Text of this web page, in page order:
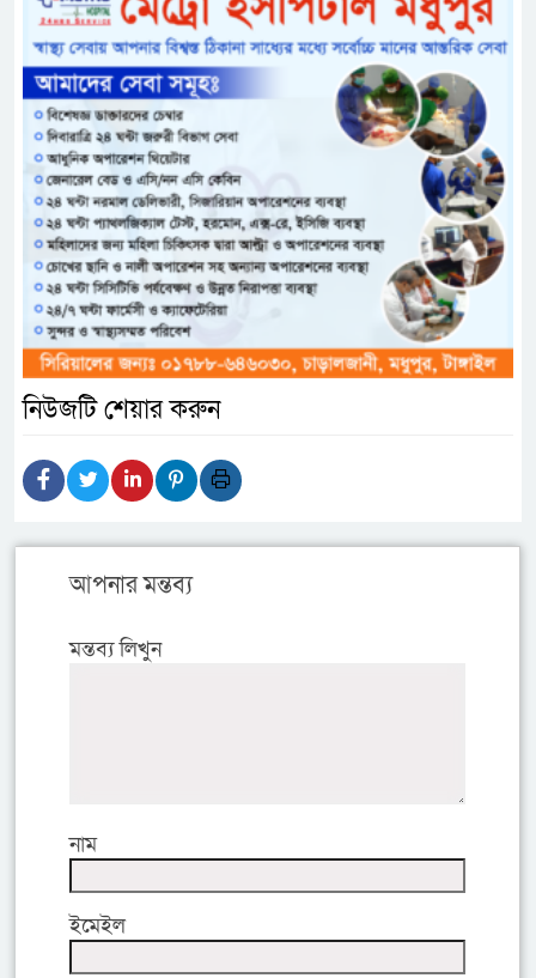
নিউজটি শেয়ার করুন
আপনার মন্তব্য
মন্তব্য লিখুন
নাম
ইমেইল